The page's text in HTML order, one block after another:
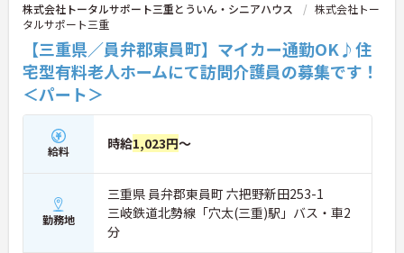
株式会社トータルサポート三重とういん・シニアハウス
株式会社トー
タルサポート三重
【三重県／員弁郡東員町】マイカー通勤OK♪住
宅型有料老人ホームにて訪問介護員の募集です！
＜パート＞
給料 時給1,023円～
勤務地
三重県 員弁郡東員町 六把野新田253-1
三岐鉄道北勢線「穴太(三重)駅」バス・車2
分